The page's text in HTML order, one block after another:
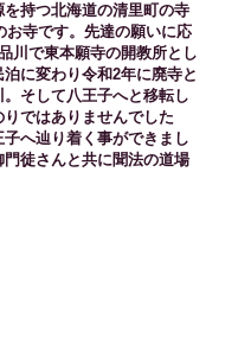
持つ北海道の清里町の寺
お寺です。先達の願いに応
川で東本願寺の開教所とし
に変わり令和2年に廃寺と
そして八王子へと移転し
ではありませんでした
へ辿り着く事ができまし
徒さんと共に聞法の道場